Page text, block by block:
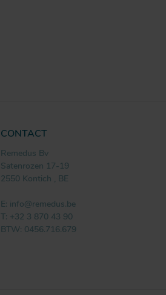
CONTACT
Remedus Bv
Satenrozen 17-19
2550 Kontich , BE
E: info@remedus.be
T: +32 3 870 43 90
BTW: 0456.716.679